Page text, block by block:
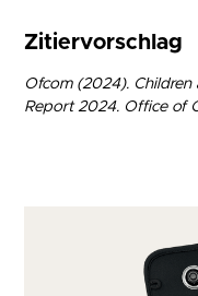
Zitiervorschlag
Ofcom (2024).
Report 2024. Office of